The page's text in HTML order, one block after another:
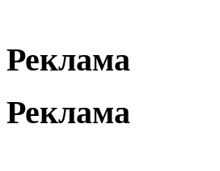
Реклама
Реклама